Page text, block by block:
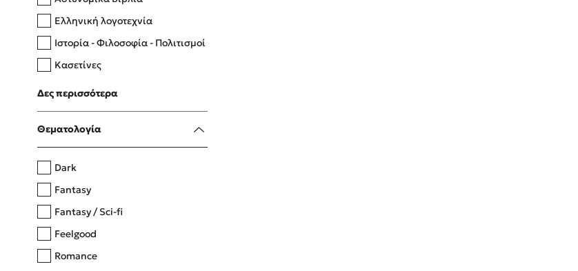
Δανάη Δεληγεώργη
Πάνω, κάτω, μπροστά, πίσω
Η μέθοδος Αφήστε τους
Ελληνική λογοτεχνία
Ιστορία - Φιλοσοφία - Πολιτισμοί
Κασετίνες
Λευκώματα - Έγχρωμοι οδηγοί
Μαγειρική
Δες περισσότερα
Θεματολογία
Dark
Fantasy
Fantasy / Sci-fi
Feelgood
Romance